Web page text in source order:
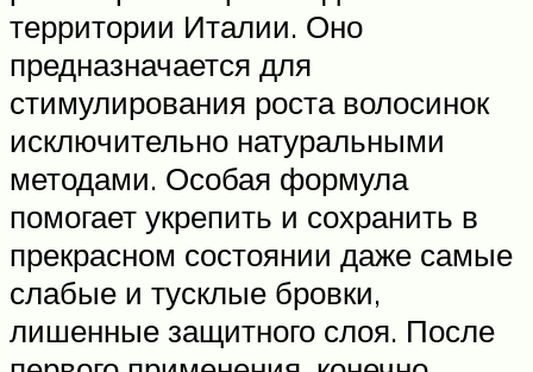
территории Италии. Оно
предназначается для
стимулирования роста волосинок
исключительно натуральными
методами. Особая формула
помогает укрепить и сохранить в
прекрасном состоянии даже самые
слабые и тусклые бровки,
лишенные защитного слоя. После